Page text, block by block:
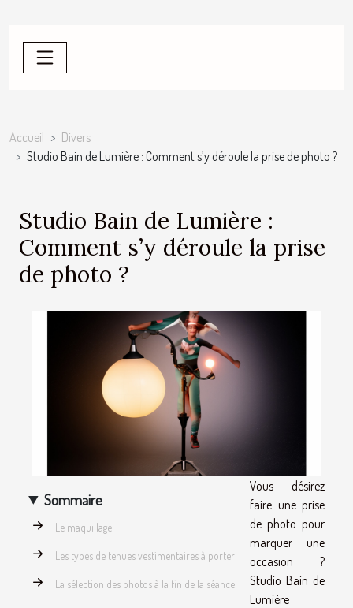
Accueil
Divers
Studio Bain de Lumière : Comment s’y déroule la prise de photo ?
Studio Bain de Lumière :
Comment s’y déroule la prise
de photo ?
Sommaire
Le maquillage
Les types de tenues vestimentaires à porter
La sélection des photos à la fin de la séance
Vous désirez
faire une prise
de photo pour
marquer une
occasion ?
Studio Bain de
Lumière